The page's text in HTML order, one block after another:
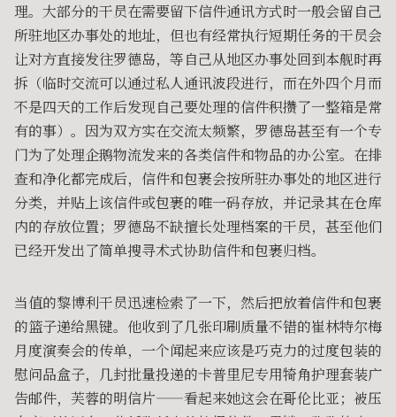
理。大部分的干员在需要留下信件通讯方式时一般会留自己
所驻地区办事处的地址，但也有经常执行短期任务的干员会
让对方直接发往罗德岛，等自己从地区办事处回到本舰时再
拆（临时交流可以通过私人通讯波段进行，而在外四个月而
不是四天的工作后发现自己要处理的信件积攒了一整箱是常
有的事）。因为双方实在交流太频繁，罗德岛甚至有一个专
门为了处理企鹅物流发来的各类信件和物品的办公室。在排
查和净化都完成后，信件和包裹会按所驻办事处的地区进行
分类，并贴上该信件或包裹的唯一码存放，并记录其在仓库
内的存放位置；罗德岛不缺擅长处理档案的干员，甚至他们
已经开发出了简单搜寻术式协助信件和包裹归档。
当值的黎博利干员迅速检索了一下，然后把放着信件和包裹
的篮子递给黑键。他收到了几张印刷质量不错的崔林特尔梅
月度演奏会的传单，一个闻起来应该是巧克力的过度包装的
慰问品盒子，几封批量投递的卡普里尼专用犄角护理套装广
告邮件，芙蓉的明信片——看起来她这会在哥伦比亚；被压